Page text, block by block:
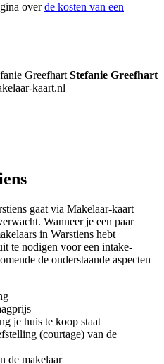
overde kosten van een
Stefanie Greefhart
kaart.nl
gaat via Makelaar-kaart
Wanneer je een paar
in Warstiens hebt
te nodigen voor een intake-
de onderstaande aspecten
je huis te koop staat
(courtage) van de
de makelaar